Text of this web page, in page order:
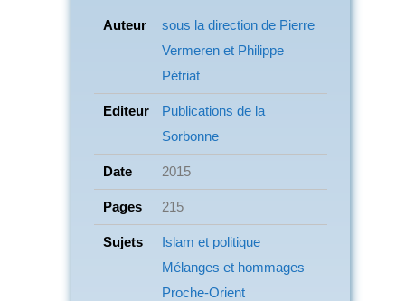
Auteur
sous la direction de Pierre
Vermeren et Philippe
Pétriat
Editeur
Publications de la
Sorbonne
Date 2015
Pages 215
Sujets
Islam et politique
Mélanges et hommages
Proche-Orient